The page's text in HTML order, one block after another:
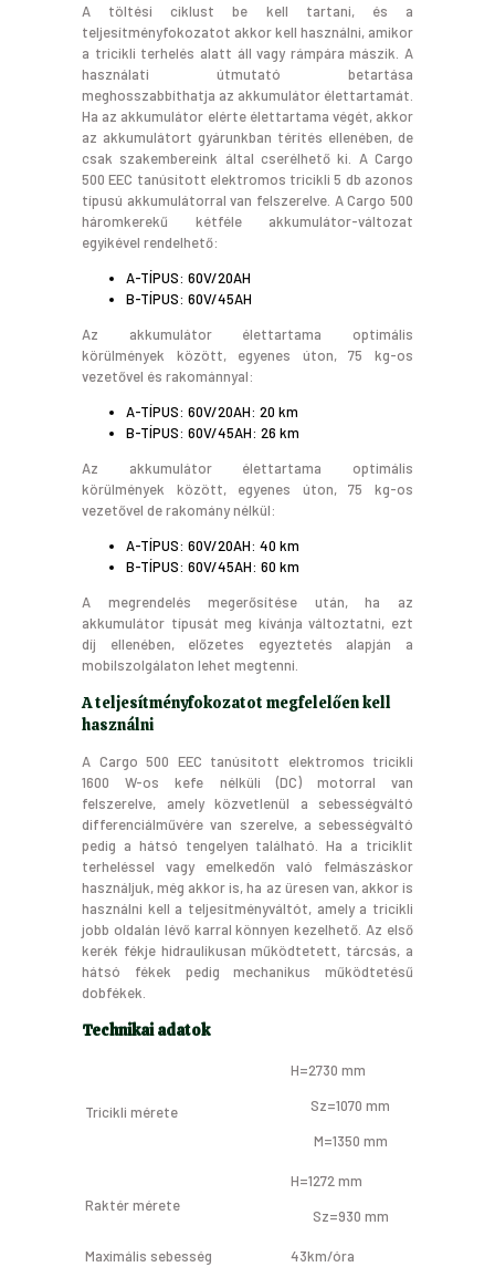
A töltési ciklust be kell tartani, és a
teljesítményfokozatot akkor kell használni, amikor
a tricikli terhelés alatt áll vagy rámpára mászik. A
használati útmutató betartása
meghosszabbíthatja az akkumulátor élettartamát.
Ha az akkumulátor elérte élettartama végét, akkor
az akkumulátort gyárunkban térítés ellenében, de
csak szakembereink által cserélhető ki. A Cargo
500 EEC tanúsitott elektromos tricikli 5 db azonos
típusú akkumulátorral van felszerelve. A Cargo 500
háromkerekű kétféle akkumulátor-változat
egyikével rendelhető:
A-TÍPUS: 60V/20AH
B-TÍPUS: 60V/45AH
Az akkumulátor élettartama optimális
körülmények között, egyenes úton, 75 kg-os
vezetővel és rakománnyal:
A-TÍPUS: 60V/20AH: 20 km
B-TÍPUS: 60V/45AH: 26 km
Az akkumulátor élettartama optimális
körülmények között, egyenes úton, 75 kg-os
vezetővel de rakomány nélkül:
A-TÍPUS: 60V/20AH: 40 km
B-TÍPUS: 60V/45AH: 60 km
A megrendelés megerősítése után, ha az
akkumulátor típusát meg kívánja változtatni, ezt
díj ellenében, előzetes egyeztetés alapján a
mobilszolgálaton lehet megtenni.
A teljesítményfokozatot megfelelően kell
használni
A Cargo 500 EEC tanúsitott elektromos tricikli
1600 W-os kefe nélküli (DC) motorral van
felszerelve, amely közvetlenül a sebességváltó
differenciálművére van szerelve, a sebességváltó
pedig a hátsó tengelyen található. Ha a triciklit
terheléssel vagy emelkedőn való felmászáskor
használjuk, még akkor is, ha az üresen van, akkor is
használni kell a teljesítményváltót, amely a tricikli
jobb oldalán lévő karral könnyen kezelhető. Az első
kerék fékje hidraulikusan működtetett, tárcsás, a
hátsó fékek pedig mechanikus működtetésű
dobfékek.
Technikai adatok
Tricikli mérete
H=2730 mm
Sz=1070 mm
M=1350 mm
Raktér mérete
H=1272 mm
Sz=930 mm
Maximális sebesség 43km/óra